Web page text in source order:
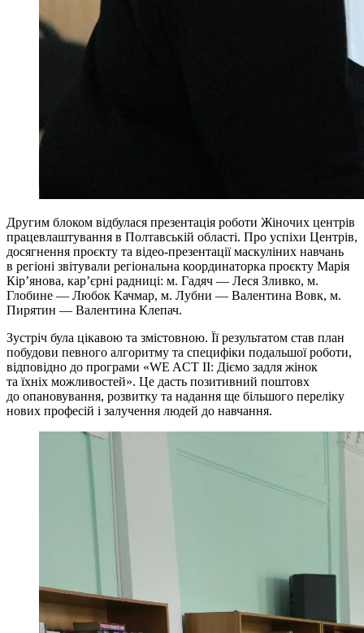
Другим блоком відбулася презентація роботи Жіночих центрів
працевлаштування в Полтавській області. Про успіхи Центрів,
досягнення проєкту та відео-презентації маскуліних навчань
в регіоні звітували регіональна координаторка проєкту Марія
Кір’янова, кар’єрні радниці: м. Гадяч — Леся Зливко, м.
Глобине — Любок Качмар, м. Лубни — Валентина Вовк, м.
Пирятин — Валентина Клепач.
Зустріч була цікавою та змістовною. Її результатом став план
побудови певного алгоритму та специфіки подальшої роботи,
відповідно до програми «WE ACT II: Діємо задля жінок
та їхніх можливостей». Це дасть позитивний поштовх
до опановування, розвитку та надання ще більшого переліку
нових професій і залучення людей до навчання.